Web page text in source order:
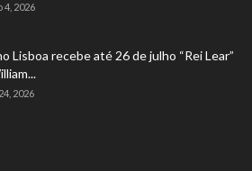
4, 2026
Lisboa recebe até 26 de julho “Rei Lear”
2026